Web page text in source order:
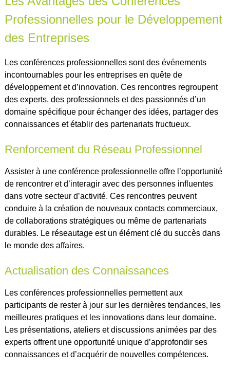
Professionnelles pour le Développement
des Entreprises
Les conférences professionnelles sont des événements
incontournables pour les entreprises en quête de
développement et d’innovation. Ces rencontres regroupent
des experts, des professionnels et des passionnés d’un
domaine spécifique pour échanger des idées, partager des
connaissances et établir des partenariats fructueux.
Renforcement du Réseau Professionnel
Assister à une conférence professionnelle offre l’opportunité
de rencontrer et d’interagir avec des personnes influentes
dans votre secteur d’activité. Ces rencontres peuvent
conduire à la création de nouveaux contacts commerciaux,
de collaborations stratégiques ou même de partenariats
durables. Le réseautage est un élément clé du succès dans
le monde des affaires.
Actualisation des Connaissances
Les conférences professionnelles permettent aux
participants de rester à jour sur les dernières tendances, les
meilleures pratiques et les innovations dans leur domaine.
Les présentations, ateliers et discussions animées par des
experts offrent une opportunité unique d’approfondir ses
connaissances et d’acquérir de nouvelles compétences.